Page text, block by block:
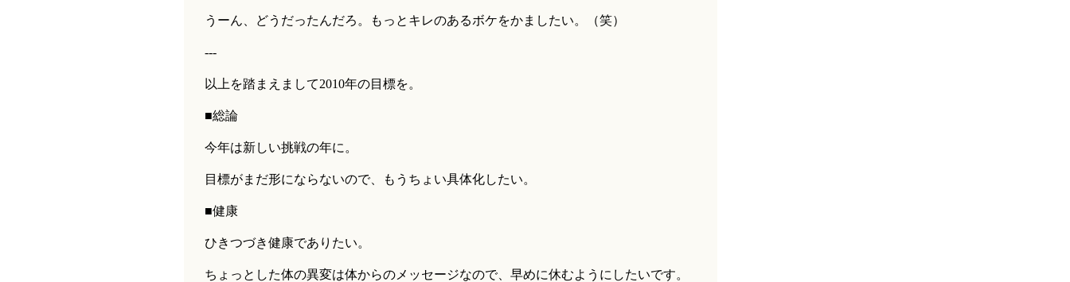
うーん、どうだったんだろ。もっとキレのあるボケをかましたい。（笑）
---
以上を踏まえまして2010年の目標を。
■総論
今年は新しい挑戦の年に。
目標がまだ形にならないので、もうちょい具体化したい。
■健康
ひきつづき健康でありたい。
ちょっとした体の異変は体からのメッセージなので、早めに休むようにしたいです。